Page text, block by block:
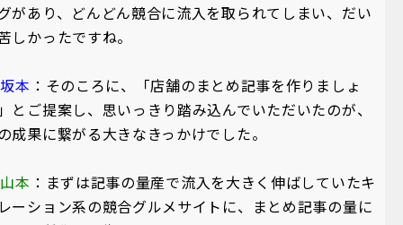
があり、どんどん競合に流入を取られてしまい、だい
しかったですね。
本 ：そのころに、「店舗のまとめ記事を作りましょ
とご提案し、思いっきり踏み込んでいただいたのが、
成果に繋がる大きなきっかけでした。
本 ：まずは記事の量産で流入を大きく伸ばしていたキ
ーション系の競合グルメサイトに、まとめ記事の量に